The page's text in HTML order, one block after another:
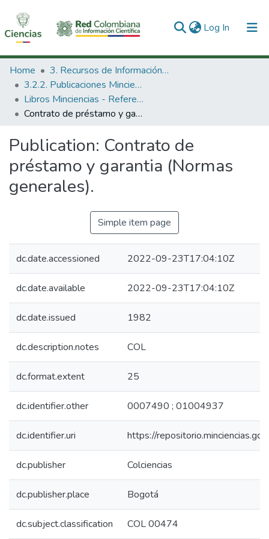
Log In (current)
Communities & Collections
All of DSpace
Statistics
Home
3. Recursos de Información Científica y Tecnológica
3.2.2. Publicaciones Minciencias
Libros Minciencias - Referenciales
Contrato de préstamo y garantia (Normas generales).
Publication: Contrato de
préstamo y garantia (Normas
generales).
Simple item page
dc.date.accessioned 2022-09-23T17:04:10Z
dc.date.available 2022-09-23T17:04:10Z
dc.date.issued 1982
dc.description.notes COL
dc.format.extent 25
dc.identifier.other 0007490 ; 01004937
dc.identifier.uri https://
dc.publisher Colciencias
dc.publisher.place Bogotá
dc.subject.classification COL 00474